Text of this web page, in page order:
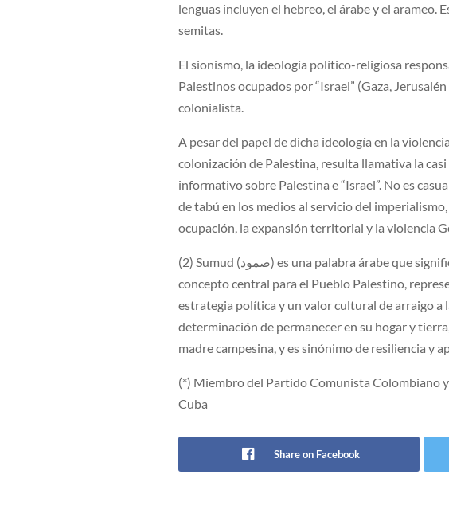
lenguas incluyen el hebreo, el árabe y el arameo.
semitas.
El sionismo, la ideología político-religiosa
Palestinos ocupados por “Israel” (Gaza,
colonialista.
A pesar del papel de dicha ideología en la
colonización de Palestina, resulta llamativa la
informativo sobre Palestina e “Israel”. No es
de tabú en los medios al servicio del
ocupación, la expansión territorial y la violencia
(2) Sumud (صمود) es una palabra árabe que significa “firmeza, perseverancia o resistencia”, y es un
concepto central para el Pueblo Palestino,
estrategia política y un valor cultural de arraigo a
determinación de permanecer en su hogar y
madre campesina, y es sinónimo de resiliencia y
(*) Miembro del Partido Comunista Colombiano
Cuba
Share on Facebook